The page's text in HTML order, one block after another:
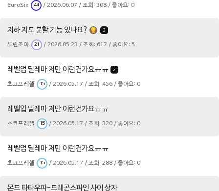
EuroSix 44 / 2026.06.07 / 조회: 308 / 좋아요: 0
지하 지도 분할 기능 있나요? 3
두린조아 21 / 2026.05.23 / 조회: 617 / 좋아요: 5
레벨업 딜레마 저만 이런건가요ㅠㅠ 2
초코프레첼 15 / 2026.05.17 / 조회: 456 / 좋아요: 0
레벨업 딜레마 저만 이런건가요ㅠㅠ
초코프레첼 15 / 2026.05.17 / 조회: 320 / 좋아요: 0
레벨업 딜레마 저만 이런건가요ㅠㅠ
초코프레첼 15 / 2026.05.17 / 조회: 288 / 좋아요: 0
몬드 타타우파-드래곤스파인 사이 상자